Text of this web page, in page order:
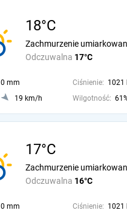
18°C
Odczuwalna 17°C
Zachmurzenie
0 mm Ciśnienie: 1021
19 km/h Wilgotność:
17°C
Odczuwalna 16°C
Zachmurzenie
0 mm Ciśnienie: 1021